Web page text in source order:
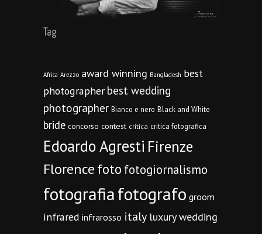
Tag
Africa Arezzo award winning Bangladesh best
photographer best wedding
photographer Bianco e nero Black and White
bride concorso contest critica critica fotografica
Edoardo Agresti Firenze
Florencefoto fotogiornalismo
fotografiafotografo groom
infrared infrarosso italy luxury wedding